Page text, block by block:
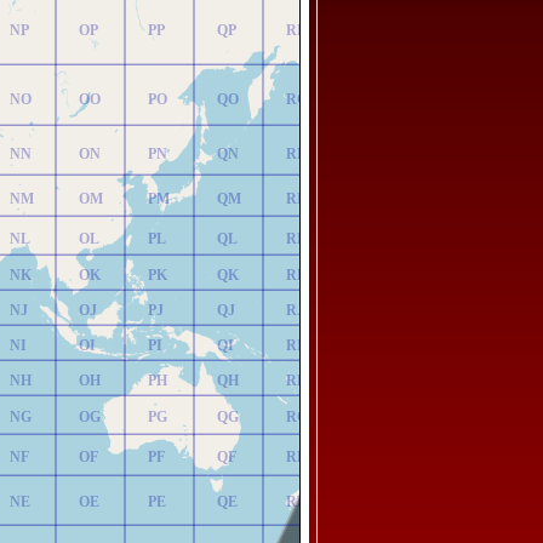
NE
NF
NG
NH
NI
NJ
NK
NL
NM
NN
NO
NP
OE
OF
OG
OH
OI
OJ
OK
OL
OM
ON
OO
OP
PE
PF
PG
PH
PI
PJ
PK
PL
PM
PN
PO
PP
QE
QF
QG
QH
QI
QJ
QK
QL
QM
QN
QO
QP
RE
RF
RG
RH
RI
RJ
RK
RL
RM
RN
RO
RP